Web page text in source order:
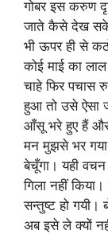
गोबर इस करुण
जाते कैसे देख
भी ऊपर ही से
कोई माई का
चाहे फिर पचास
हुआ तो उसे ऐसा
आँसू भरे हुए हैं और
मन मुझसे भर
बेचूँगा। यही वचन
गिला नहीं
सन्तुष्ट हो गयी।
अब इसे ले क्यों